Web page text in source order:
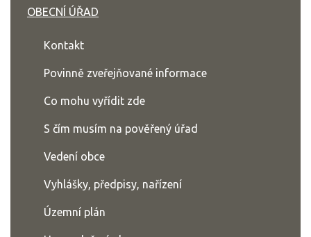
OBECNÍ ÚŘAD
Kontakt
Povinně zveřejňované informace
Co mohu vyřídit zde
S čím musím na pověřený úřad
Vedení obce
Vyhlášky, předpisy, nařízení
Územní plán